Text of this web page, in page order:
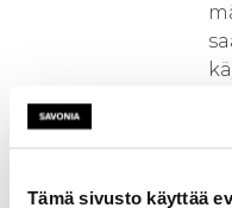
Tämä sivusto käyttää